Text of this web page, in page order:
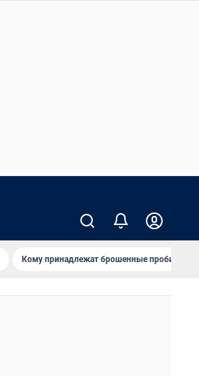
Кому принадлежат брошенные пробирки?